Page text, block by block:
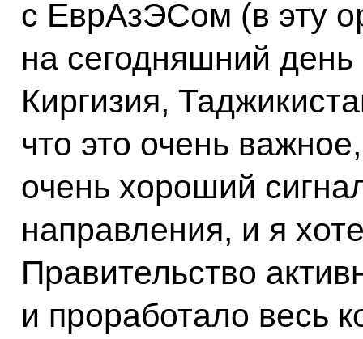
с ЕврАзЭСом (в эту
на сегодняшний день
Киргизия,
что это очень
очень хороший
направления, и я
Правительство
и проработало весь